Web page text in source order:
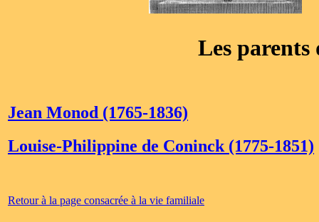
Les parents
Jean Monod (1765-1836)
Louise-Philippine de Coninck (1775-1851)
Retour à la page consacrée à la vie familiale